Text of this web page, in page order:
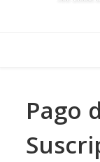
Pago